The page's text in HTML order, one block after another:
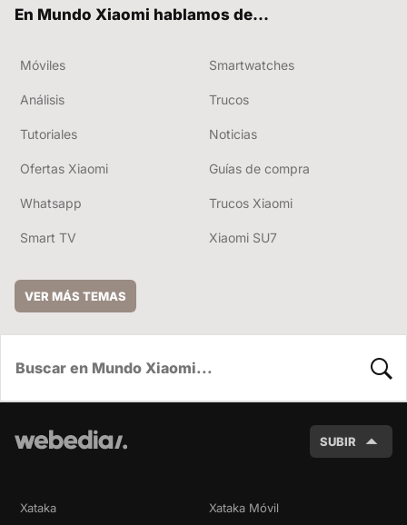
En Mundo Xiaomi hablamos de...
Móviles Smartwatches
Análisis Trucos
Tutoriales Noticias
Ofertas Xiaomi Guías de compra
Whatsapp Trucos Xiaomi
Smart TV Xiaomi SU7
VER MÁS TEMAS
SUBIR
Xataka Xataka Móvil